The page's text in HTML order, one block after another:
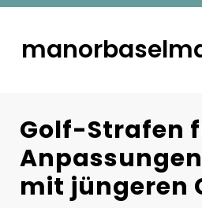
Golf-Strafen
mit jüngeren